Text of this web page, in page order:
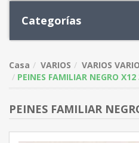
Categorías
Casa VARIOS
VARIOS
PEINES FAMILIAR NEGRO X12
PEINES FAMILIAR